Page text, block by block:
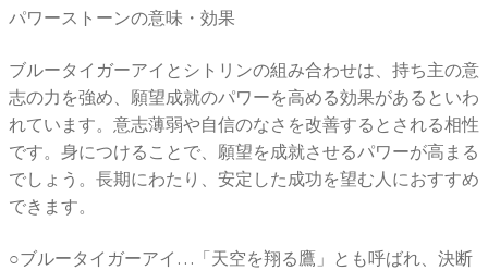
パワーストーンの意味・効果
ブルータイガーアイとシトリンの組み合わせは、持ち主の意
志の力を強め、願望成就のパワーを高める効果があるといわ
れています。意志薄弱や自信のなさを改善するとされる相性
です。身につけることで、願望を成就させるパワーが高まる
でしょう。長期にわたり、安定した成功を望む人におすすめ
できます。
○ブルータイガーアイ…「天空を翔る鷹」とも呼ばれ、決断